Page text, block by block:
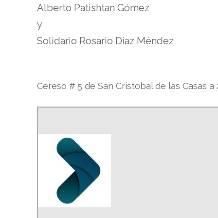
Alberto Patishtan Gómez
y
Solidario Rosario Díaz Méndez
Cereso # 5 de San Cristobal de las Casas a